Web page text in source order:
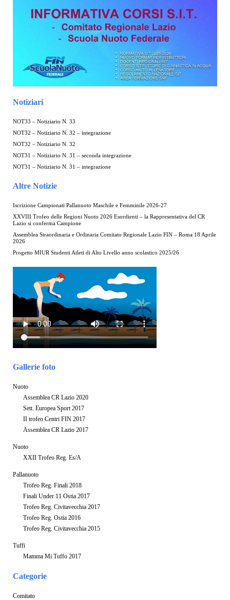
Notiziari
NOT33 – Notiziario N. 33
NOT32 – Notiziario N. 32 – integrazione
NOT32 – Notiziario N. 32
NOT31 – Notiziario N. 31 – seconda integrazione
NOT31 – Notiziario N. 31 – integrazione
Altre Notizie
Iscrizione Campionati Pallanuoto Maschile e Femminile 2026-27
XXVIII Trofeo delle Regioni Nuoto 2026 Esordienti – la Rappresentativa del CR
Lazio si conferma Campione
Assemblea Straordinaria e Ordinaria Comitato Regionale Lazio FIN – Roma 18 Aprile
2026
Progetto MIUR Studenti Atleti di Alto Livello anno scolastico 2025/26
Gallerie foto
Nuoto
Assemblea CR Lazio 2020
Sett. Europea Sport 2017
II trofeo Centri FIN 2017
Assemblea CR Lazio 2017
Nuoto
XXII Trofeo Reg. Es/A
Pallanuoto
Trofeo Reg. Finali 2018
Finali Under 11 Ostia 2017
Trofeo Reg. Civitavecchia 2017
Trofeo Reg. Ostia 2016
Trofeo Reg. Civitavecchia 2015
Tuffi
Mamma Mi Tuffo 2017
Categorie
Comitato